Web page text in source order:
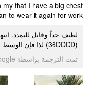
my that I have a big chest
to wear it again for work.
لطيف جداً وقابل للتمدد.
(36DDDD) لذا فإن الوسط الذي لم يكن به أي أزرار كان به فجوة كبيرة. أخطط لارتدائها مرة أخرى للعمل.
تمت الترجمة بواسطة Google